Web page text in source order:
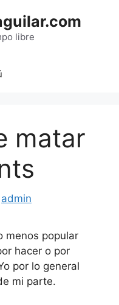
libre
matar
admin
menos popular
hacer o por
por lo general
mi parte.